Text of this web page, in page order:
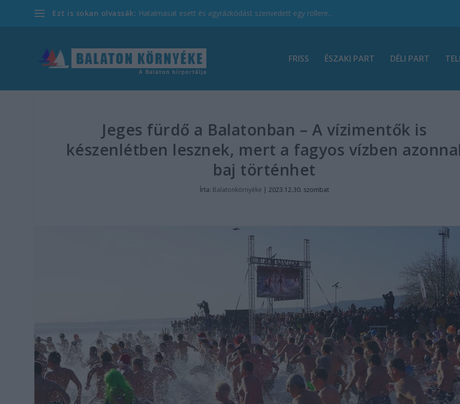
Ezt is sokan olvassák: Hatalmasat esett és agyrázkódást szenvedett egy rollere...
FRISS ÉSZAKI PART DÉLI PART
Jeges fürdő a Balatonban – A vízimentők is
készenlétben lesznek, mert a fagyos vízben
baj történhet
Írta: Balatonkörnyéke | 2023.12.30. szombat